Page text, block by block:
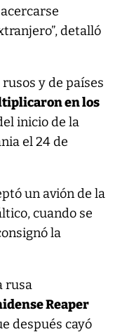
detalló
y de países
en los
inicio de la
el 24 de
un avión de la
cuando se
la
rusa
Reaper
después cayó